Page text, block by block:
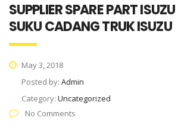
SUPPLIER SPARE PART ISUZU
SUKU CADANG TRUK ISUZU
May 3, 2018
Posted by: Admin
Category: Uncategorized
No Comments